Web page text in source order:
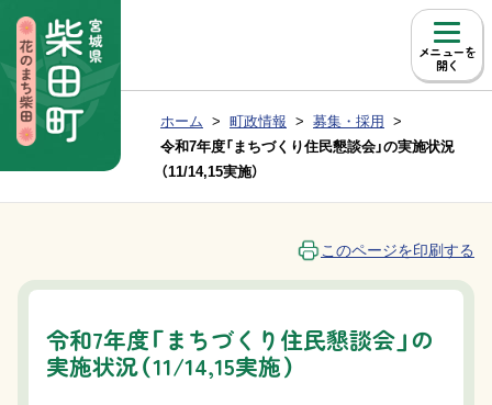
メニュー
Group NAV BreadCrumb
現在位置：
ホーム 町政情報
募集・採用
令和7年度「まちづくり住民懇談会」の実施状況
（11/14,15実施）
このページを印刷する
令和7年度「まちづくり住民懇談会」の
実施状況（11/14,15実施）